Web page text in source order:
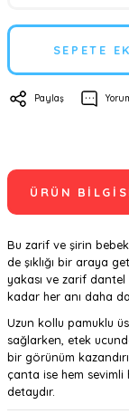
SEPETE
Paylaş
ÜRÜN
Bu zarif ve şirin
de şıklığı bir araya
yakası ve zarif
kadar her anı daha
Uzun kollu pamuklu
sağlarken, etek
bir görünüm
çanta ise hem
detaydır.